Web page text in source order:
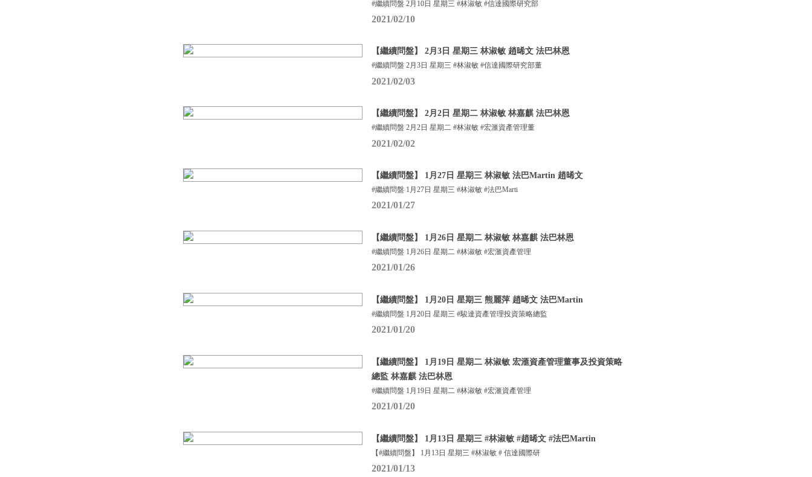
#繼續問盤 2月10日 星期三 #林淑敏 #信達國際研究部
2021/02/10
【繼續問盤】 2月3日 星期三 林淑敏 趙晞文 法巴林恩
#繼續問盤 2月3日 星期三 #林淑敏 #信達國際研究部董
2021/02/03
【繼續問盤】 2月2日 星期二 林淑敏 林嘉麒 法巴林恩
#繼續問盤 2月2日 星期二 #林淑敏 #宏滙資產管理董
2021/02/02
【繼續問盤】 1月27日 星期三 林淑敏 法巴Martin 趙晞文
#繼續問盤 1月27日 星期三 #林淑敏 #法巴Marti
2021/01/27
【繼續問盤】 1月26日 星期二 林淑敏 林嘉麒 法巴林恩
#繼續問盤 1月26日 星期二 #林淑敏 #宏滙資產管理
2021/01/26
【繼續問盤】 1月20日 星期三 熊麗萍 趙晞文 法巴Martin
#繼續問盤 1月20日 星期三 #駿達資產管理投資策略總監
2021/01/20
【繼續問盤】 1月19日 星期二 林淑敏 宏滙資產管理董事及投資策略
總監 林嘉麒 法巴林恩
#繼續問盤 1月19日 星期二 #林淑敏 #宏滙資產管理
2021/01/20
【繼續問盤】 1月13日 星期三 #林淑敏 #趙晞文 #法巴Martin
【#繼續問盤】 1月13日 星期三 #林淑敏 # 信達國際研
2021/01/13